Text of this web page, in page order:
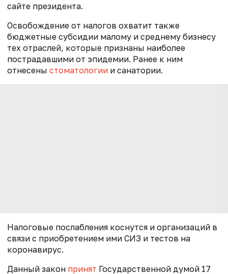
сайте президента.
Освобождение от налогов охватит также
бюджетные субсидии малому и среднему бизнесу
тех отраслей, которые признаны наиболее
пострадавшими от эпидемии. Ранее к ним
отнесены стоматологии и санатории.
Налоговые послабления коснутся и организаций в
связи с приобретением ими СИЗ и тестов на
коронавирус.
Данный закон принят Государственной думой 17